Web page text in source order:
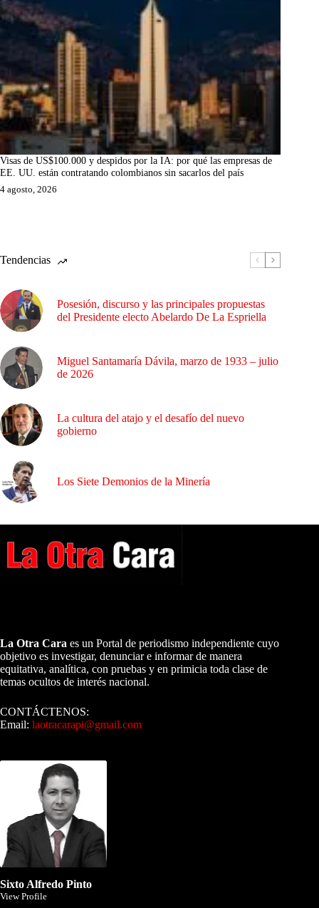
Visas de US$100.000 y despidos por la IA: por qué las empresas de
EE. UU. están contratando colombianos sin sacarlos del país
4 agosto, 2026
Tendencias
Posesión, discurso y las principales propuestas
del Presidente electo Abelardo De La Espriella
Miguel Santamaría Dávila, marzo de 1933 – julio
de 2026
La cultura del atajo y el desafío del nuevo
gobierno
Los Siete Demonios de la Minería
La Otra Cara es un Portal de periodismo independiente cuyo
objetivo es investigar, denunciar e informar de manera
equitativa, analítica, con pruebas y en primicia toda clase de
temas ocultos de interés nacional.
CONTÁCTENOS:
Email: laotracarapi@gmail.com
Sixto Alfredo Pinto
View Profile